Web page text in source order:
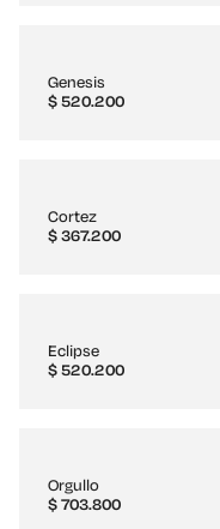
Genesis
$520.200
Cortez
$367.200
Eclipse
$520.200
Orgullo
$703.800